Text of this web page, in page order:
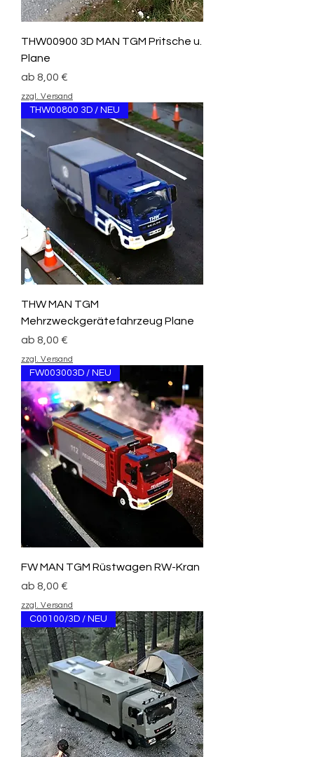
THW00900 3D MAN TGM Pritsche u.
Plane
ab 8,00 €
Sale-Preis
zzgl. Versand
THW00800 3D / NEU
THW MAN TGM
Mehrzweckgerätefahrzeug Plane
ab 8,00 €
Sale-Preis
zzgl. Versand
FW003003D / NEU
FW MAN TGM Rüstwagen RW-Kran
ab 8,00 €
Sale-Preis
zzgl. Versand
C00100/3D / NEU